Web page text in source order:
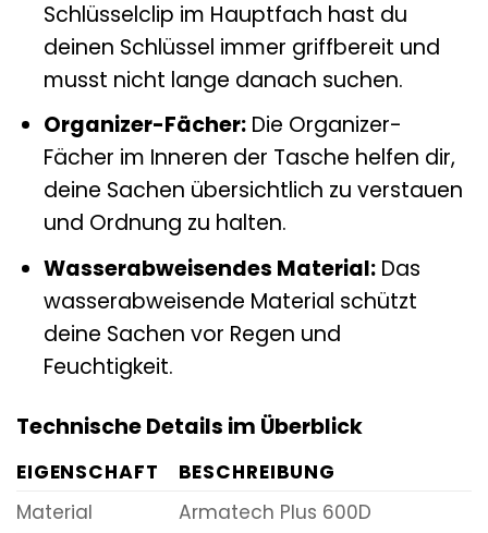
Schlüsselclip im Hauptfach hast du
deinen Schlüssel immer griffbereit und
musst nicht lange danach suchen.
Organizer-Fächer:Die Organizer-
Fächer im Inneren der Tasche helfen dir,
deine Sachen übersichtlich zu verstauen
und Ordnung zu halten.
Wasserabweisendes Material:Das
wasserabweisende Material schützt
deine Sachen vor Regen und
Feuchtigkeit.
Technische Details im Überblick
EIGENSCHAFT
BESCHREIBUNG
Material
Armatech Plus 600D